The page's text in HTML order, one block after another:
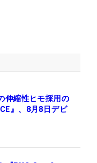
伸縮性ヒモ採用の
』、8月8日デビ